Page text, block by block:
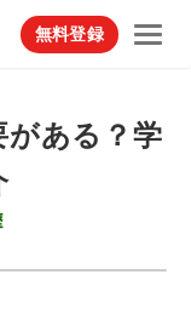
無料登録
がある？学